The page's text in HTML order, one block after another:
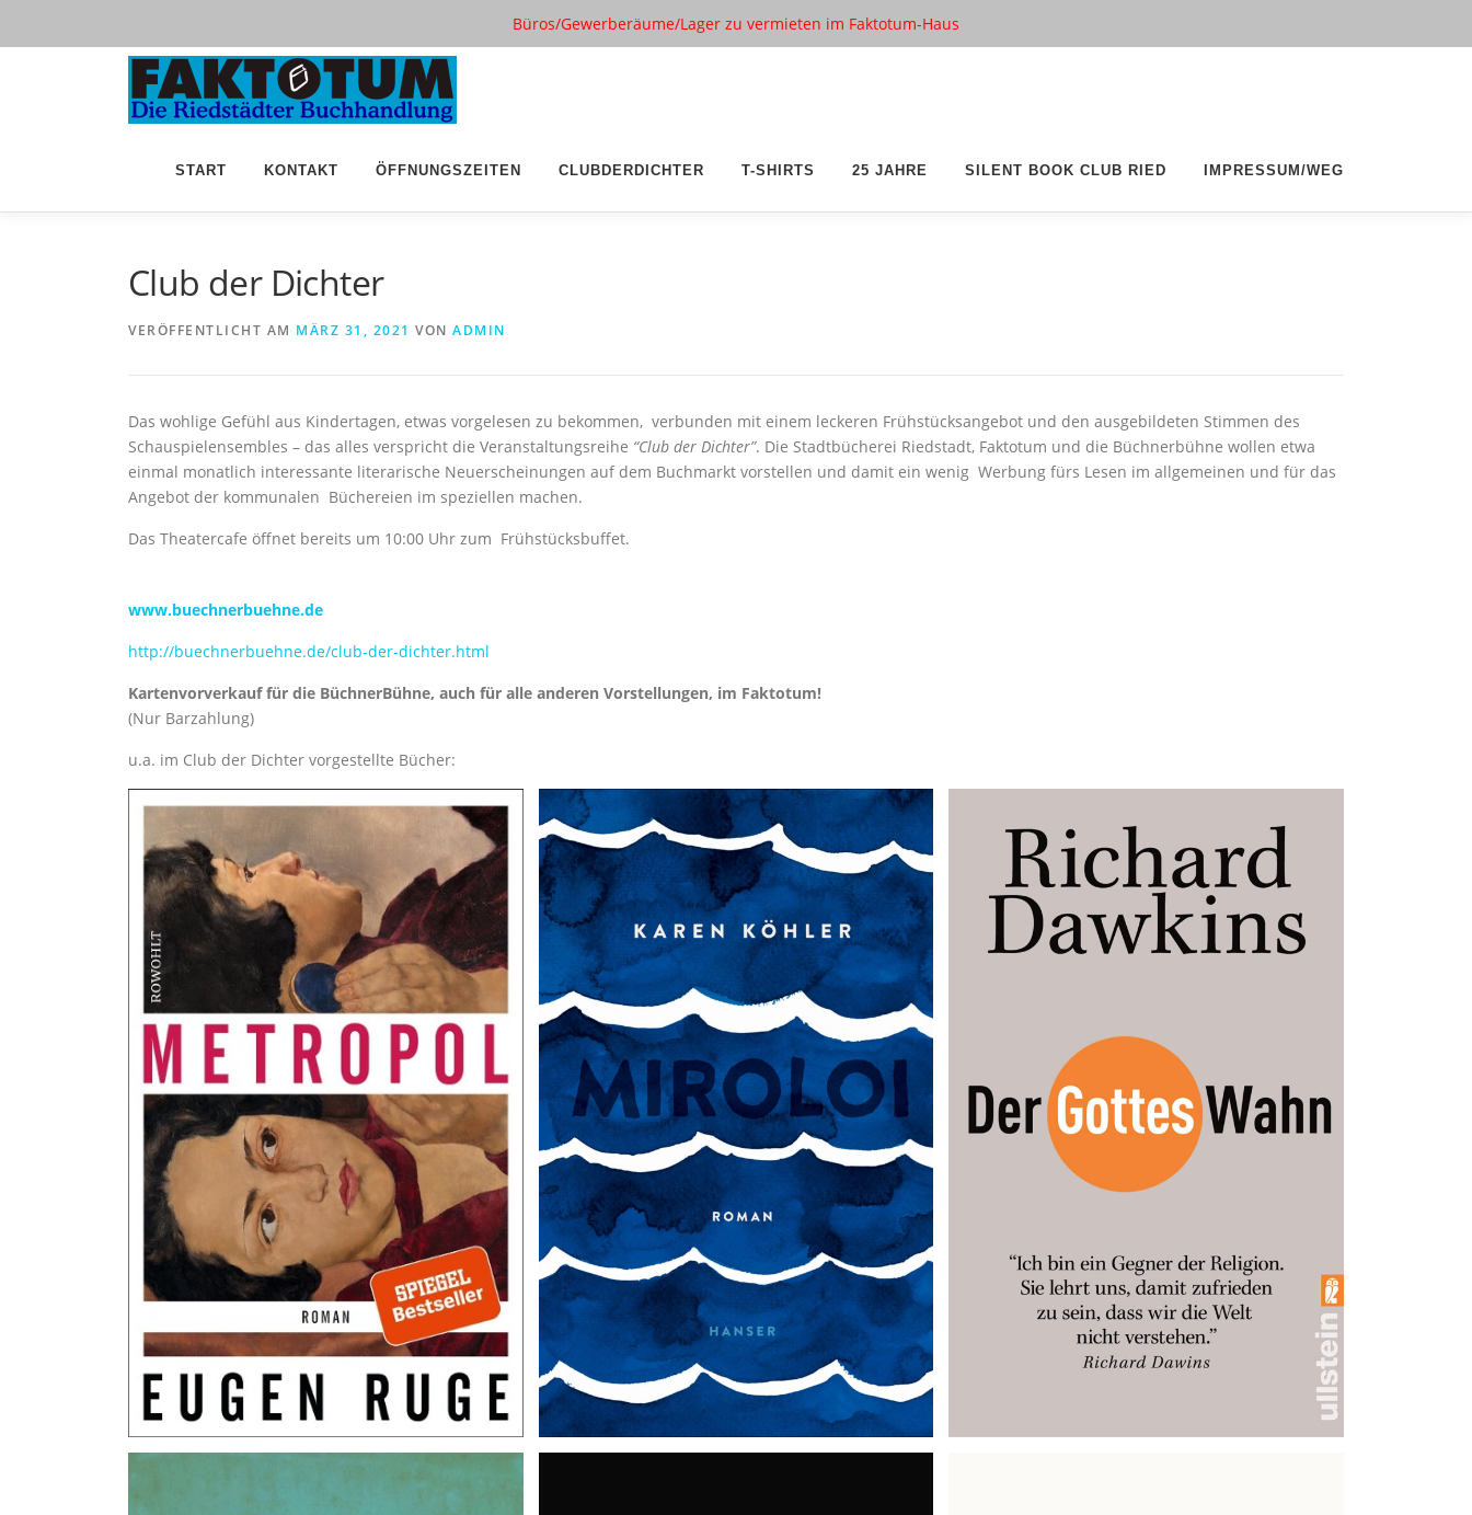
Büros/Gewerberäume/Lager zu vermieten im Faktotum-Haus
START KONTAKT ÖFFNUNGSZEITEN CLUBDERDICHTER T-SHIRTS 25 JAHRE SILENT BOOK CLUB RIED IMPRESSUM/WEG
Club der Dichter
VERÖFFENTLICHT AM MÄRZ 31, 2021 VON ADMIN
Das wohlige Gefühl aus Kindertagen, etwas vorgelesen zu bekommen, verbunden mit einem leckeren Frühstücksangebot und den ausgebildeten Stimmen des
Schauspielensembles – das alles verspricht die Veranstaltungsreihe “Club der Dichter”. Die Stadtbücherei Riedstadt, Faktotum und die Büchnerbühne wollen etwa
einmal monatlich interessante literarische Neuerscheinungen auf dem Buchmarkt vorstellen und damit ein wenig Werbung fürs Lesen im allgemeinen und für das
Angebot der kommunalen Büchereien im speziellen machen.
Das Theatercafe öffnet bereits um 10:00 Uhr zum Frühstücksbuffet.
www.buechnerbuehne.de
http://buechnerbuehne.de/club-der-dichter.html
Kartenvorverkauf für die BüchnerBühne, auch für alle anderen Vorstellungen, im Faktotum!
(Nur Barzahlung)
u.a. im Club der Dichter vorgestellte Bücher: